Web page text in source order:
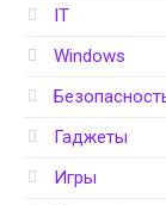
IT
Windows
Гаджеты
Игры